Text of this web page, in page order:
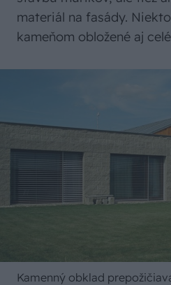
materiál na fasády.
kameňom obložené aj
Kamenný obklad